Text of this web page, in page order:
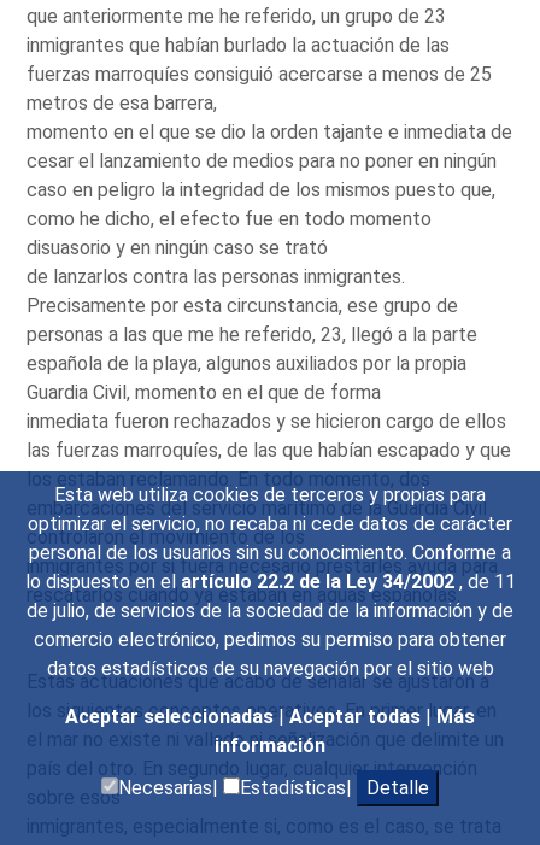
Esta web utiliza cookies de terceros y propias para
optimizar el servicio, no recaba ni cede datos de carácter
personal de los usuarios sin su conocimiento. Conforme a
lo dispuesto en el artículo 22.2 de la Ley 34/2002 , de 11
de julio, de servicios de la sociedad de la información y de
comercio electrónico, pedimos su permiso para obtener
datos estadísticos de su navegación por el sitio web
Aceptar seleccionadas|Aceptar todas |Más
información
Necesarias|
Estadísticas| Detalle
que anteriormente me he referido, un grupo de 23
inmigrantes que habían burlado la actuación de las
fuerzas marroquíes consiguió acercarse a menos de 25
metros de esa barrera,
momento en el que se dio la orden tajante e inmediata de
cesar el lanzamiento de medios para no poner en ningún
caso en peligro la integridad de los mismos puesto que,
como he dicho, el efecto fue en todo momento
disuasorio y en ningún caso se trató
de lanzarlos contra las personas inmigrantes.
Precisamente por esta circunstancia, ese grupo de
personas a las que me he referido, 23, llegó a la parte
española de la playa, algunos auxiliados por la propia
Guardia Civil, momento en el que de forma
inmediata fueron rechazados y se hicieron cargo de ellos
las fuerzas marroquíes, de las que habían escapado y que
los estaban reclamando. En todo momento, dos
embarcaciones del servicio marítimo de la Guardia Civil
controlaron el movimiento de los
inmigrantes por si fuera necesario prestarles ayuda para
rescatarlos cuando ya estaban en aguas españolas.
Estas actuaciones que acabo de señalar se ajustaron a
los siguientes conceptos operativos. En primer lugar, en
el mar no existe ni vallado ni señalización que delimite un
país del otro. En segundo lugar, cualquier intervención
sobre esos
inmigrantes, especialmente si, como es el caso, se trata